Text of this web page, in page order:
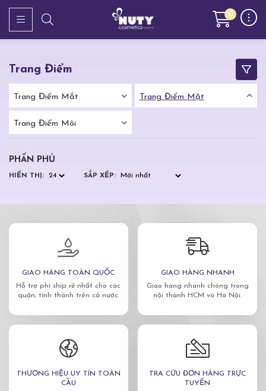
0
Trang Điểm
Trang Điểm Mắt Trang Điểm Mặt
Trang Điểm Môi
PHẤN PHỦ
HIỂN THỊ: SẮP XẾP:
GIAO HÀNG TOÀN QUỐC
Hỗ trợ phí ship rẻ nhất cho các
quận, tỉnh thành trên cả nước.
GIAO HÀNG NHANH
Giao hàng nhanh chóng trong
nội thành HCM và Hà Nội.
THƯƠNG HIỆU UY TÍN TOÀN
CẦU
TRA CỨU ĐƠN HÀNG TRỰC
TUYẾN